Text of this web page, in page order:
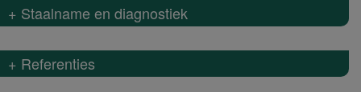
+ Staalname en diagnostiek
+ Referenties